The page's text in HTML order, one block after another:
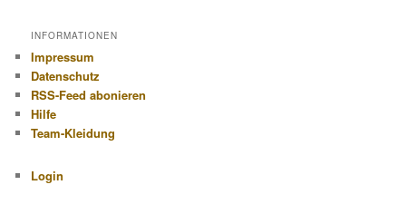
INFORMATIONEN
Impressum
Datenschutz
RSS-Feed abonieren
Hilfe
Team-Kleidung
Login